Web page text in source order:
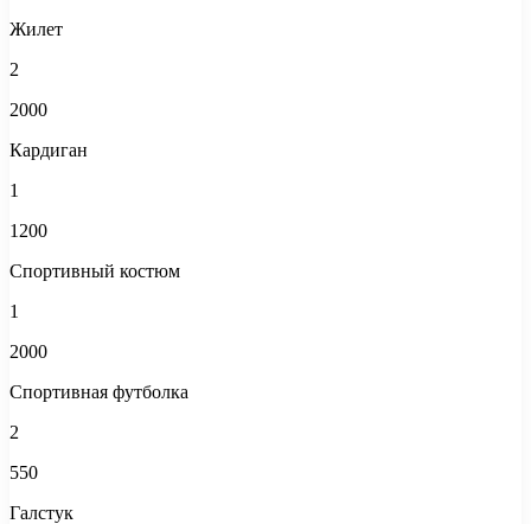
Жилет
2
2000
Кардиган
1
1200
Спортивный костюм
1
2000
Спортивная футболка
2
550
Галстук